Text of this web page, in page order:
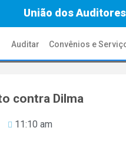
União dos
Auditar Convênios e
contra Dilma
11:10 am